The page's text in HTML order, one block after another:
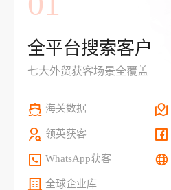
全平台搜索客户
七大外贸获客场景全覆盖
海关数据
领英获客
WhatsApp获客
全球企业库